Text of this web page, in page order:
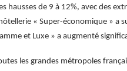
hausses de 9 à 12%, avec des
« Super-économique » a
et Luxe » a augmenté
les grandes métropoles